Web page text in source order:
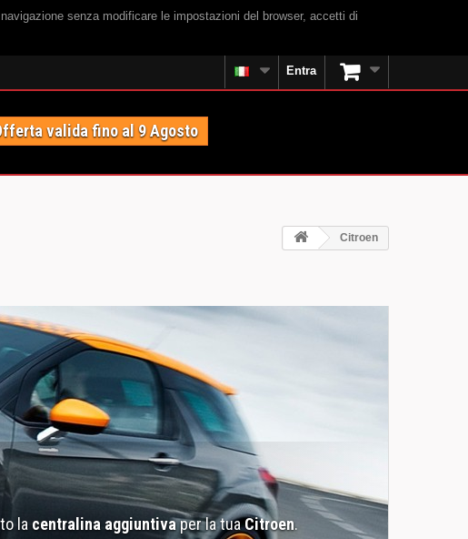
senza modificare le impostazioni del browser, accetti di
Entra
valida fino al 9 Agosto
Citroen
la centralina aggiuntivaper la tuaCitroen.